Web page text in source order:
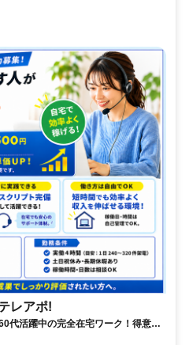
レアポ!
代活躍中の完全在宅ワーク！得意な
取経験者は即優遇！